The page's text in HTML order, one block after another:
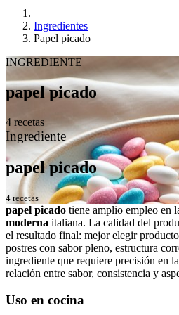
Ingredientes
Papel picado
INGREDIENTE
papel picado
4 recetas
Ingrediente
papel picado
4 recetas
papel picado tiene amplio empleo en
moderna italiana. La calidad del
el resultado final: mejor elegir
postres con sabor pleno, estructura
ingrediente que requiere precisión en
relación entre sabor, consistencia y
Uso en cocina